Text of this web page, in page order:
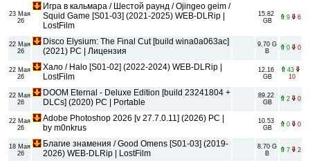
23 Мая
26
Игра в кальмара / Шестой раунд / Ojingeo geim /
Squid Game [S01-03] (2021-2025) WEB-DLRip |
LostFilm
15.82
GB
9 6
22 Мая
26
Disco Elysium: The Final Cut [build wina0a063ac]
(2021) PC | Лицензия
9.70 G
B
0 0
22 Мая
26
Хало / Halo [S01-02] (2022-2024) WEB-DLRip |
LostFilm
12.16
GB
43
10
22 Мая
26
DOOM Eternal - Deluxe Edition [build 23241804 +
DLCs] (2020) PC | Portable
89.22
GB
2 0
22 Мая
26
Adobe Photoshop 2026 [v 27.7.0.11] (2026) PC |
by m0nkrus
10.53
GB
0 0
18 Мая
26
Благие знамения / Good Omens [S01-03] (2019-
2026) WEB-DLRip | LostFilm
8.70 G
B
7 2